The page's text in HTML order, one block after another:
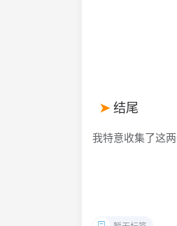
结尾
我特意收集了这